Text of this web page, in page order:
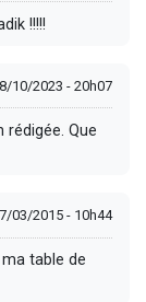
!!!!!
10/2023 - 20h07
Que
03/2015 - 10h44
table de